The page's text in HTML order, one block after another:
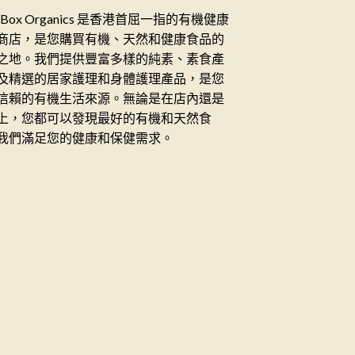
Organics 是香港首屈一指的有機健康
店，是您購買有機、天然和健康食品的
地。我們提供豐富多樣的純素、素食產
精選的居家護理和身體護理產品，是您
賴的有機生活來源。無論是在店內還是
，您都可以發現最好的有機和天然食
們滿足您的健康和保健需求。